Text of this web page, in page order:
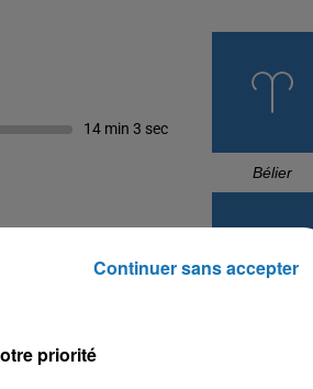
14 min 3 sec
Bélier
priorité
Continuer sans accepter